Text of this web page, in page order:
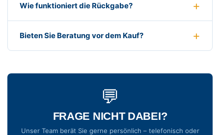
Wie funktioniert die Rückgabe?
Bieten Sie Beratung vor dem Kauf?
💬
FRAGE NICHT DABEI?
Unser Team berät Sie gerne persönlich – telefonisch oder